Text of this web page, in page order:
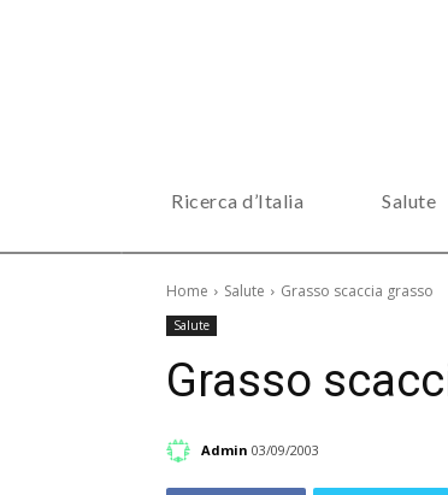
Ricerca d’Italia Salute
Home Salute Grasso scaccia grasso
Salute
Grasso
Admin 03/09/2003